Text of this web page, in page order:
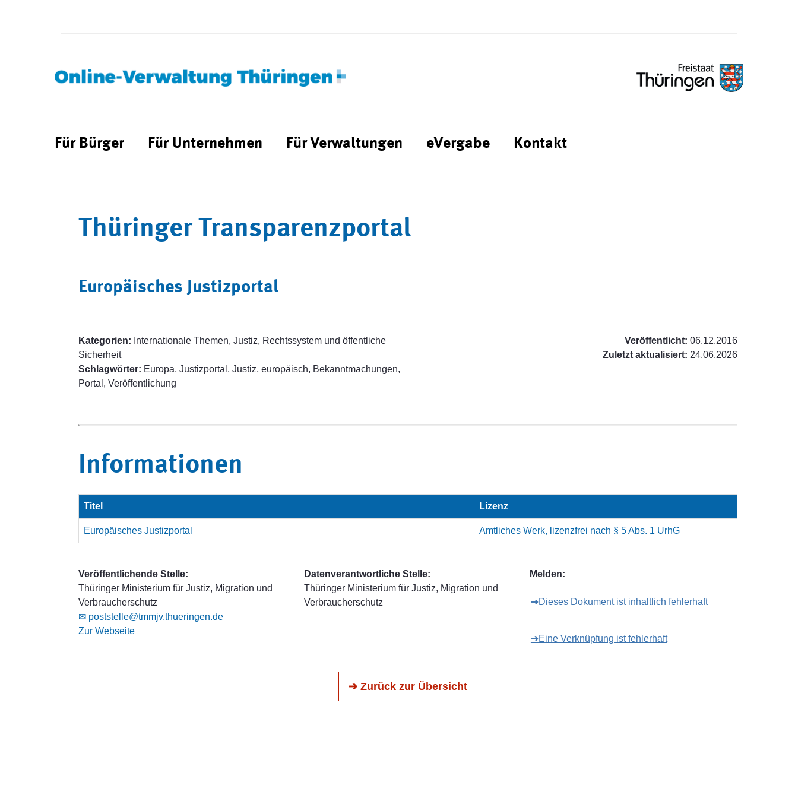
Für Bürger Für Unternehmen Für Verwaltungen eVergabe Kontakt
Thüringer Transparenzportal
Europäisches Justizportal
Kategorien: Internationale Themen, Justiz, Rechtssystem und öffentliche
Sicherheit
Schlagwörter: Europa, Justizportal, Justiz, europäisch, Bekanntmachungen,
Portal, Veröffentlichung
Veröffentlicht: 06.12.2016
Zuletzt aktualisiert: 24.06.2026
Informationen
Titel Lizenz
Europäisches Justizportal Amtliches Werk, lizenzfrei nach § 5 Abs. 1 UrhG
Veröffentlichende Stelle:
Thüringer Ministerium für Justiz, Migration und
Verbraucherschutz
✉ poststelle@tmmjv.thueringen.de
Zur Webseite
Datenverantwortliche Stelle:
Thüringer Ministerium für Justiz, Migration und
Verbraucherschutz
Melden:
➔Dieses Dokument ist inhaltlich fehlerhaft
➔Eine Verknüpfung ist fehlerhaft
➔ Zurück zur Übersicht